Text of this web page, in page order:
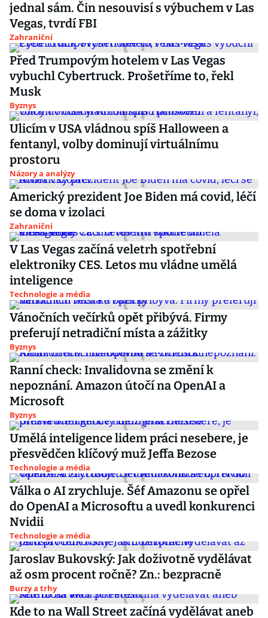
jednal sám. Čin nesouvisí s výbuchem v Las
Vegas, tvrdí FBI
Zahraniční
Před Trumpovým hotelem v Las Vegas
vybuchl Cybertruck. Prošetříme to, řekl
Musk
Byznys
Ulicím v USA vládnou spíš Halloween a
fentanyl, volby dominují virtuálnímu
prostoru
Názory a analýzy
Americký prezident Joe Biden má covid, léčí
se doma v izolaci
Zahraniční
V Las Vegas začíná veletrh spotřební
elektroniky CES. Letos mu vládne umělá
inteligence
Technologie a média
Vánočních večírků opět přibývá. Firmy
preferují netradiční místa a zážitky
Byznys
Ranní check: Invalidovna se změní k
nepoznání. Amazon útočí na OpenAI a
Microsoft
Byznys
Umělá inteligence lidem práci nesebere, je
přesvědčen klíčový muž Jeffa Bezose
Technologie a média
Válka o AI zrychluje. Šéf Amazonu se opřel
do OpenAI a Microsoftu a uvedl konkurenci
Nvidii
Technologie a média
Jaroslav Bukovský: Jak doživotně vydělávat
až osm procent ročně? Zn.: bezpracně
Burzy a trhy
Kde to na Wall Street začíná vydělávat aneb